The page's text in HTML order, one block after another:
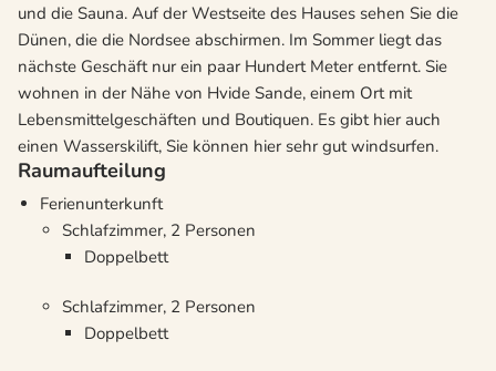
und die Sauna. Auf der Westseite des Hauses sehen Sie die
Dünen, die die Nordsee abschirmen. Im Sommer liegt das
nächste Geschäft nur ein paar Hundert Meter entfernt. Sie
wohnen in der Nähe von Hvide Sande, einem Ort mit
Lebensmittelgeschäften und Boutiquen. Es gibt hier auch
einen Wasserskilift, Sie können hier sehr gut windsurfen.
Raumaufteilung
Ferienunterkunft
Schlafzimmer, 2 Personen
Doppelbett
Schlafzimmer, 2 Personen
Doppelbett